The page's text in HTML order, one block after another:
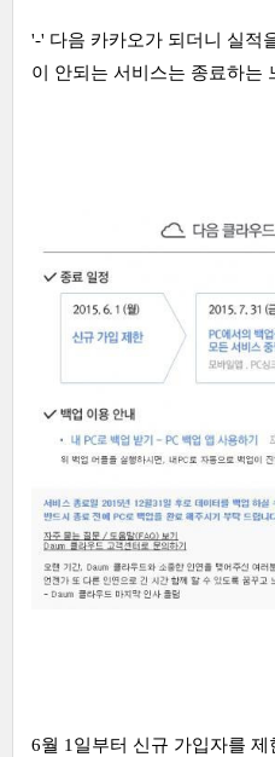
'-' 다음 카카오가 되더니 실적
이 안되는 서비스는 종료하는
6월 1일부터 신규 가입자를 제